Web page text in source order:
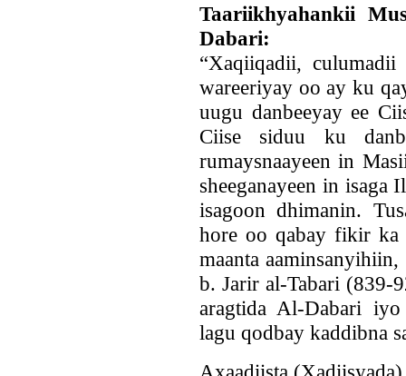
Taariikhyahankii
Dabari:
“Xaqiiqadii,
wareeriyay oo ay ku
uugu danbeeyay ee
Ciise siduu ku
rumaysnaayeen in
sheeganayeen in isaga
isagoon dhimanin.
hore oo qabay fikir ka
maanta
b. Jarir al-Tabari (839-
aragtida Al-Dabari
lagu qodbay kaddibna